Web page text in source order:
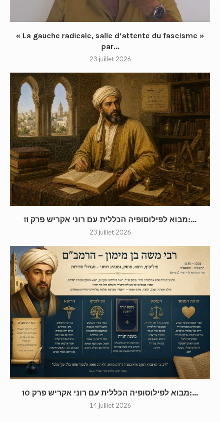
« La gauche radicale, salle d’attente du fascisme »
par...
23 juillet 2026
מבוא לפילוסופיה הכללית עם רוני אקריש פרק 11:...
23 juillet 2026
מבוא לפילוסופיה הכללית עם רוני אקריש פרק 10:...
14 juillet 2026